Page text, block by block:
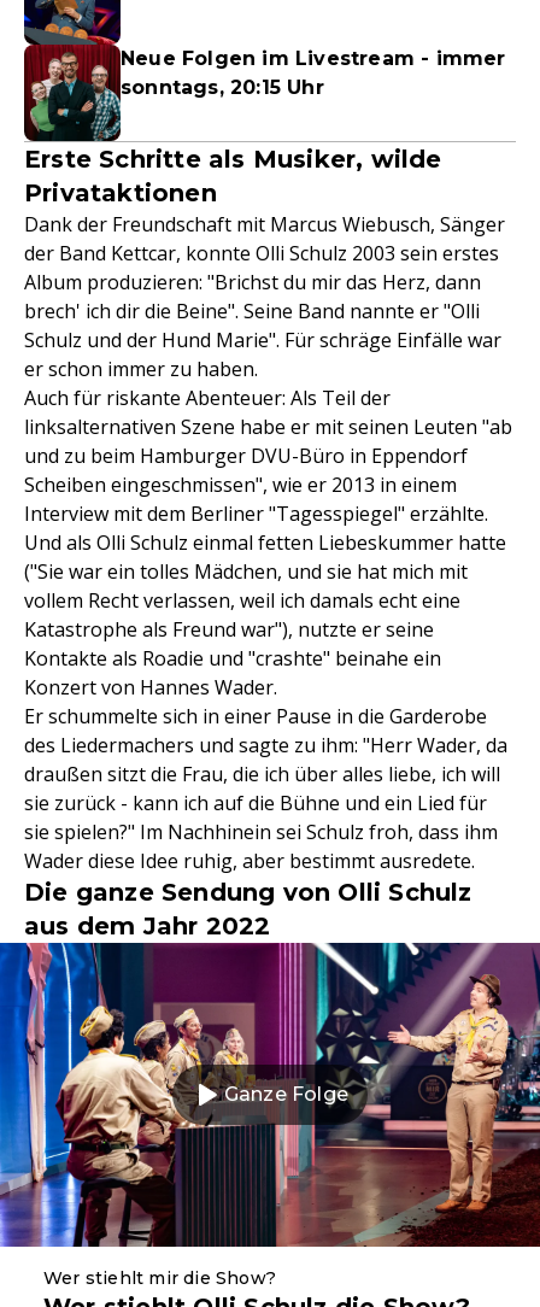
Neue Folgen im Livestream - immer
sonntags, 20:15 Uhr
Erste Schritte als Musiker, wilde
Privataktionen
Dank der Freundschaft mit Marcus Wiebusch, Sänger
der Band Kettcar, konnte Olli Schulz 2003 sein erstes
Album produzieren: "Brichst du mir das Herz, dann
brech' ich dir die Beine". Seine Band nannte er "Olli
Schulz und der Hund Marie". Für schräge Einfälle war
er schon immer zu haben.
Auch für riskante Abenteuer: Als Teil der
linksalternativen Szene habe er mit seinen Leuten "ab
und zu beim Hamburger DVU-Büro in Eppendorf
Scheiben eingeschmissen", wie er 2013 in einem
Interview mit dem Berliner "Tagesspiegel" erzählte.
Und als Olli Schulz einmal fetten Liebeskummer hatte
("Sie war ein tolles Mädchen, und sie hat mich mit
vollem Recht verlassen, weil ich damals echt eine
Katastrophe als Freund war"), nutzte er seine
Kontakte als Roadie und "crashte" beinahe ein
Konzert von Hannes Wader.
Er schummelte sich in einer Pause in die Garderobe
des Liedermachers und sagte zu ihm: "Herr Wader, da
draußen sitzt die Frau, die ich über alles liebe, ich will
sie zurück - kann ich auf die Bühne und ein Lied für
sie spielen?" Im Nachhinein sei Schulz froh, dass ihm
Wader diese Idee ruhig, aber bestimmt ausredete.
Die ganze Sendung von Olli Schulz
aus dem Jahr 2022
Ganze Folge
Wer stiehlt mir die Show?